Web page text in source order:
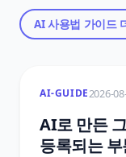
AI 사용법 가이드
AI-GUIDE2026-
AI로 만든
등록되는